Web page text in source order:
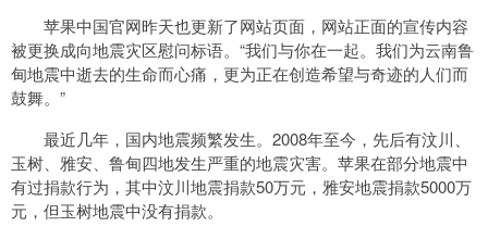
苹果中国官网昨天也更新了网站页面，网站正面的宣传内容
被更换成向地震灾区慰问标语。“我们与你在一起。我们为云南鲁
甸地震中逝去的生命而心痛，更为正在创造希望与奇迹的人们而
鼓舞。”
最近几年，国内地震频繁发生。2008年至今，先后有汶川、
玉树、雅安、鲁甸四地发生严重的地震灾害。苹果在部分地震中
有过捐款行为，其中汶川地震捐款50万元，雅安地震捐款5000万
元，但玉树地震中没有捐款。